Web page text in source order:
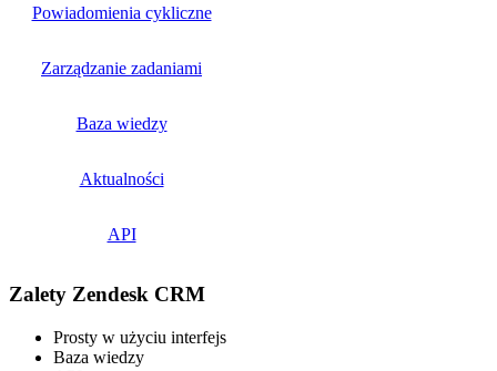
Powiadomienia cykliczne
Zarządzanie zadaniami
Baza wiedzy
Aktualności
API
Zalety Zendesk CRM
Prosty w użyciu interfejs
Baza wiedzy